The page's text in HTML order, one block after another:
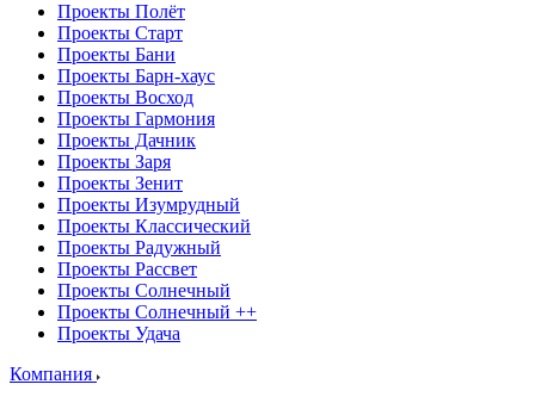
Проекты Полёт
Проекты Старт
Проекты Бани
Проекты Барн-хаус
Проекты Восход
Проекты Гармония
Проекты Дачник
Проекты Заря
Проекты Зенит
Проекты Изумрудный
Проекты Классический
Проекты Радужный
Проекты Рассвет
Проекты Солнечный
Проекты Солнечный ++
Проекты Удача
Компания